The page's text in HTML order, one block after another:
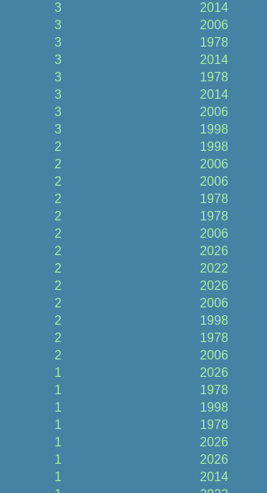
3 2014
3 2006
3 1978
3 2014
3 1978
3 2014
3 2006
3 1998
2 1998
2 2006
2 2006
2 1978
2 1978
2 2006
2 2026
2 2022
2 2026
2 2006
2 1998
2 1978
2 2006
1 2026
1 1978
1 1998
1 1978
1 2026
1 2026
1 2014